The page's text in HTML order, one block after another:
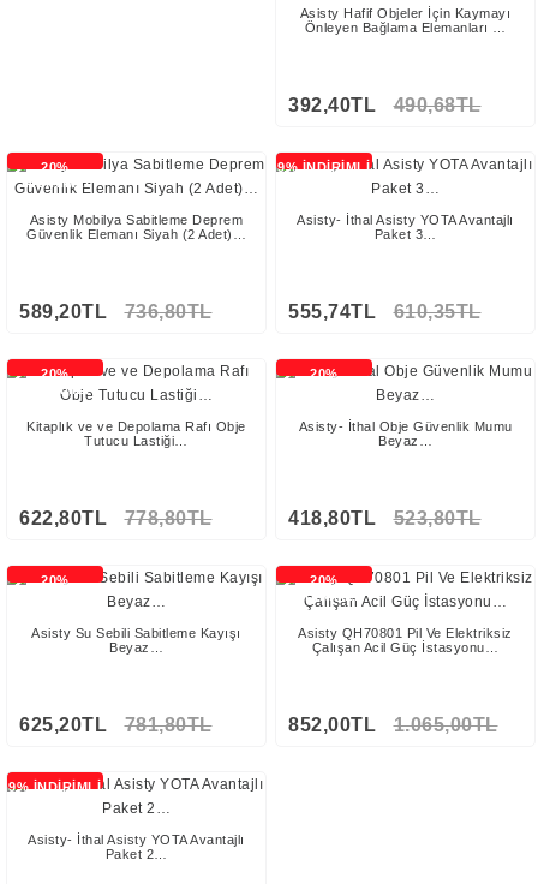
Asisty Hafif Objeler İçin Kaymayı
Önleyen Bağlama Elemanları …
392,40TL 490,68TL
20%
İNDİRİMLİ
Stokta Yok
Asisty Mobilya Sabitleme Deprem
Güvenlik Elemanı Siyah (2 Adet)…
589,20TL 736,80TL
9% İNDİRİMLİ
Asisty- İthal Asisty YOTA Avantajlı
Paket 3…
555,74TL 610,35TL
20%
İNDİRİMLİ
Stokta Yok
Kitaplık ve ve Depolama Rafı Obje
Tutucu Lastiği…
622,80TL 778,80TL
20%
Asisty- İthal Obje Güvenlik Mumu
Beyaz…
418,80TL 523,80TL
20%
Asisty Su Sebili Sabitleme Kayışı
Beyaz…
625,20TL 781,80TL
20%
İNDİRİMLİ
Asisty QH70801 Pil Ve Elektriksiz
Çalışan Acil Güç İstasyonu…
852,00TL 1.065,00TL
9% İNDİRİMLİ
Asisty- İthal Asisty YOTA Avantajlı
Paket 2…